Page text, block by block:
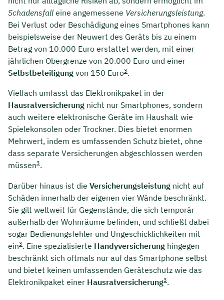
Schadensfall eine angemessene Versicherungsleistung.
Bei Verlust oder Beschädigung eines Smartphones kann
beispielsweise der Neuwert des Geräts bis zu einem
Betrag von 10.000 Euro erstattet werden, mit einer
jährlichen Obergrenze von 20.000 Euro und einer
Selbstbeteiligung von 150 Euro3.
Vielfach umfasst das Elektronikpaket in der
Hausratversicherung nicht nur Smartphones, sondern
auch weitere elektronische Geräte im Haushalt wie
Spielekonsolen oder Trockner. Dies bietet enormen
Mehrwert, indem es umfassenden Schutz bietet, ohne
dass separate Versicherungen abgeschlossen werden
müssen3.
Darüber hinaus ist die Versicherungsleistung nicht auf
Schäden innerhalb der eigenen vier Wände beschränkt.
Sie gilt weltweit für Gegenstände, die sich temporär
außerhalb der Wohnräume befinden, und schließt dabei
sogar Bedienungsfehler und Ungeschicklichkeiten mit
ein3. Eine spezialisierte Handyversicherung hingegen
beschränkt sich oftmals nur auf das Smartphone selbst
und bietet keinen umfassenden Geräteschutz wie das
Elektronikpaket einer Hausratversicherung3.